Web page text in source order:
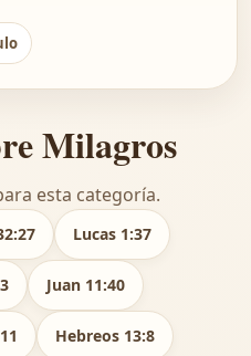
Milagros
esta categoría.
Lucas 1:37
Juan 11:40
Hebreos 13:8